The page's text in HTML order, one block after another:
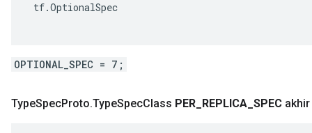
tf.OptionalSpec
OPTIONAL_SPEC = 7;
TypeSpecProto.TypeSpecClass PER REPLICA SPEC